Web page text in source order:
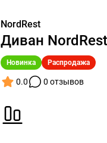
NordRest
Диван
Новинка Распродажа
0.0 0 отзывов